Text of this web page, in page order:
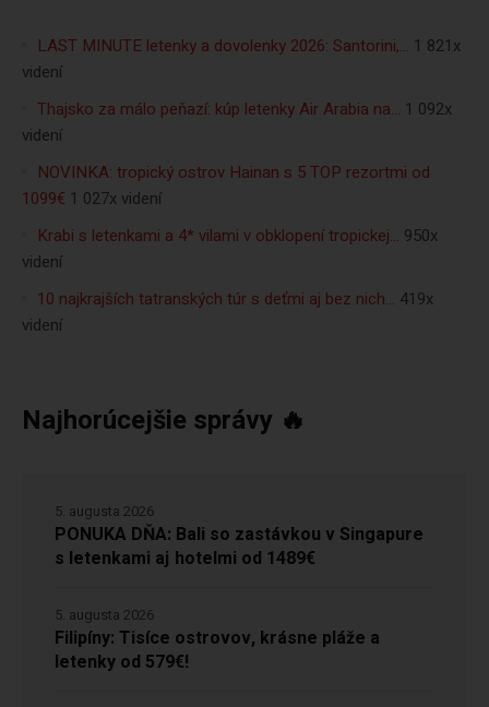
LAST MINUTE letenky a dovolenky 2026: Santorini,… 1 821x
videní
Thajsko za málo peňazí: kúp letenky Air Arabia na… 1 092x
videní
NOVINKA: tropický ostrov Hainan s 5 TOP rezortmi od
1099€ 1 027x videní
Krabi s letenkami a 4* vilami v obklopení tropickej… 950x
videní
10 najkrajších tatranských túr s deťmi aj bez nich… 419x
videní
Najhorúcejšie správy 🔥
PONUKA DŇA: Bali so zastávkou v Singapure
s letenkami aj hotelmi od 1489€
5. augusta 2026
Filipíny: Tisíce ostrovov, krásne pláže a
letenky od 579€!
5. augusta 2026